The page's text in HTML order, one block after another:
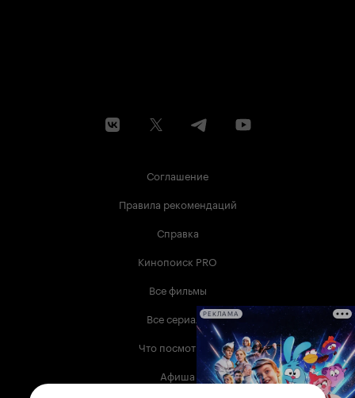
Соглашение
Правила рекомендаций
Справка
Кинопоиск PRO
Все фильмы
Все сериалы
Что посмотреть
Афиша
РЕКЛАМА